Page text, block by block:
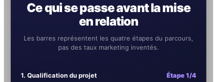
Ce qui se passe avant la mise
en relation
Les barres représentent les quatre étapes du parcours,
pas des taux marketing inventés.
1. Qualification du projet Étape 1/4